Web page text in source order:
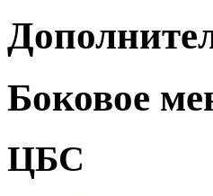
Боковое
ЦБС